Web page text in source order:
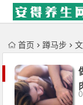
'); })();
首页 蹲马步